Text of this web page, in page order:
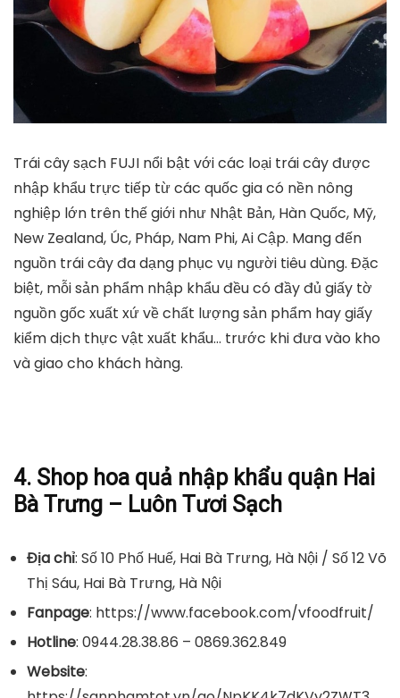
Trái cây sạch FUJI nổi bật với các loại trái cây được
nhập khẩu trực tiếp từ các quốc gia có nền nông
nghiệp lớn trên thế giới như Nhật Bản, Hàn Quốc, Mỹ,
New Zealand, Úc, Pháp, Nam Phi, Ai Cập. Mang đến
nguồn trái cây đa dạng phục vụ người tiêu dùng. Đặc
biệt, mỗi sản phẩm nhập khẩu đều có đầy đủ giấy tờ
nguồn gốc xuất xứ về chất lượng sản phẩm hay giấy
kiểm dịch thực vật xuất khẩu… trước khi đưa vào kho
và giao cho khách hàng.
4. Shop hoa quả nhập khẩu quận Hai
Bà Trưng – Luôn Tươi Sạch
Địa chỉ: Số 10 Phố Huế, Hai Bà Trưng, Hà Nội / Số 12 Võ
Thị Sáu, Hai Bà Trưng, Hà Nội
Fanpage: https://www.facebook.com/vfoodfruit/
Hotline: 0944.28.38.86 – 0869.362.849
Website: